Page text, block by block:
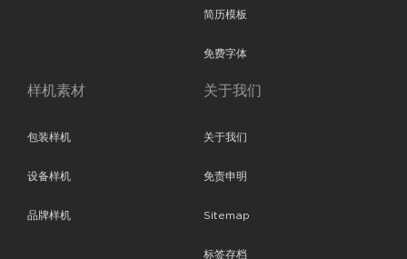
简历模板
免费字体
样机素材
包装样机
设备样机
品牌样机
关于我们
关于我们
免责申明
Sitemap
标签存档